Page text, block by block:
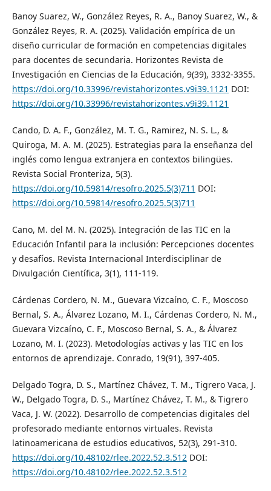
Banoy Suarez, W., González Reyes, R. A., Banoy Suarez, W., &
González Reyes, R. A. (2025). Validación empírica de un
diseño curricular de formación en competencias digitales
para docentes de secundaria. Horizontes Revista de
Investigación en Ciencias de la Educación, 9(39), 3332-3355.
https://doi.org/10.33996/revistahorizontes.v9i39.1121 DOI:
https://doi.org/10.33996/revistahorizontes.v9i39.1121
Cando, D. A. F., González, M. T. G., Ramirez, N. S. L., &
Quiroga, M. A. M. (2025). Estrategias para la enseñanza del
inglés como lengua extranjera en contextos bilingües.
Revista Social Fronteriza, 5(3).
https://doi.org/10.59814/resofro.2025.5(3)711 DOI:
https://doi.org/10.59814/resofro.2025.5(3)711
Cano, M. del M. N. (2025). Integración de las TIC en la
Educación Infantil para la inclusión: Percepciones docentes
y desafíos. Revista Internacional Interdisciplinar de
Divulgación Científica, 3(1), 111-119.
Cárdenas Cordero, N. M., Guevara Vizcaíno, C. F., Moscoso
Bernal, S. A., Álvarez Lozano, M. I., Cárdenas Cordero, N. M.,
Guevara Vizcaíno, C. F., Moscoso Bernal, S. A., & Álvarez
Lozano, M. I. (2023). Metodologías activas y las TIC en los
entornos de aprendizaje. Conrado, 19(91), 397-405.
Delgado Togra, D. S., Martínez Chávez, T. M., Tigrero Vaca, J.
W., Delgado Togra, D. S., Martínez Chávez, T. M., & Tigrero
Vaca, J. W. (2022). Desarrollo de competencias digitales del
profesorado mediante entornos virtuales. Revista
latinoamericana de estudios educativos, 52(3), 291-310.
https://doi.org/10.48102/rlee.2022.52.3.512DOI:
https://doi.org/10.48102/rlee.2022.52.3.512